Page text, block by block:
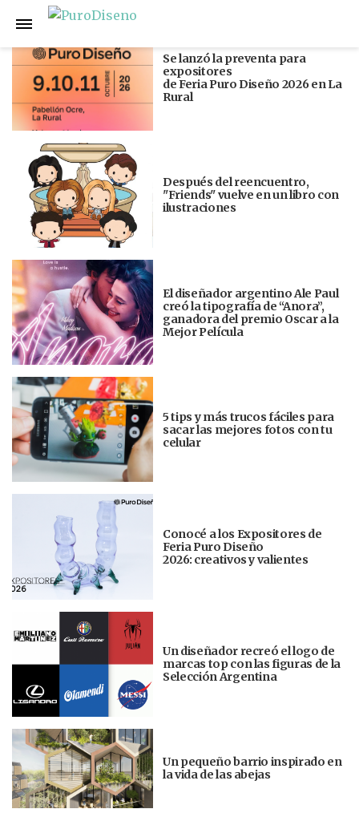
Anterior
Se lanzó la preventa para
expositores
de Feria Puro Diseño 2026 en La
Rural
Después del reencuentro,
"Friends" vuelve en un libro con
ilustraciones
El diseñador argentino Ale Paul
creó la tipografía de “Anora”,
ganadora del premio Oscar a la
Mejor Película
5 tips y más trucos fáciles para
sacar las mejores fotos con tu
celular
Conocé a los Expositores de
Feria Puro Diseño
2026: creativos y valientes
Un diseñador recreó el logo de
marcas top con las figuras de la
Selección Argentina
Un pequeño barrio inspirado en
la vida de las abejas
Siguiente